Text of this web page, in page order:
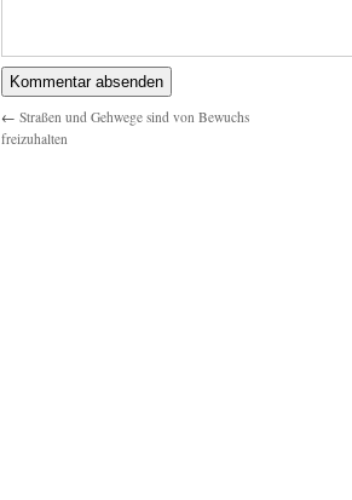
← Straßen und Gehwege sind von Bewuchs
freizuhalten